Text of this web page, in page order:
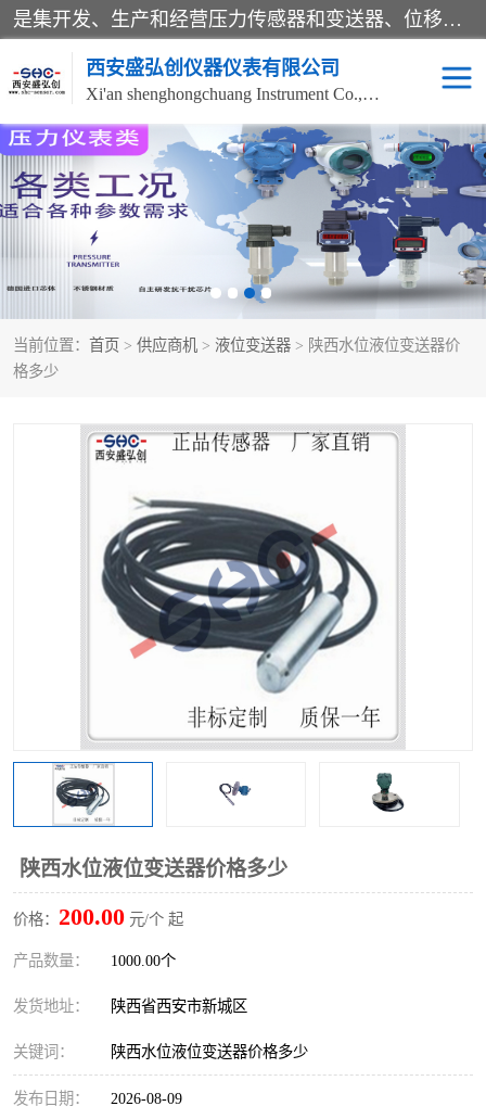
是集开发、生产和经营压力传感器和变送器、位移传感器和变送器、流量传感器和变送器、称重传感器和变送器、测力传感器和变送器、温湿度传感器和变送器、扭矩传感器、智能数显控制仪表等产品的化高新技术企业。
西安盛弘创仪器仪表有限公司
Xi'an shenghongchuang Instrument Co., Ltd
当前位置： 首页 > 供应商机 > 液位变送器 > 陕西水位液位变送器价
格多少
陕西水位液位变送器价格多少
价格： 200.00 元/个 起
产品数量： 1000.00个
发货地址： 陕西省西安市新城区
关键词： 陕西水位液位变送器价格多少
发布日期： 2026-08-09
称重传感器 超声波流量计
压力变送器 通用型压力变送器
液位变送器 流量计
位移传感器 差压变送器